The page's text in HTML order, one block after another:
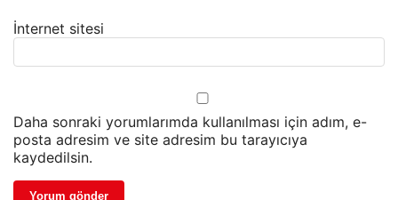
İnternet sitesi
Daha sonraki yorumlarımda kullanılması için adım, e-
posta adresim ve site adresim bu tarayıcıya
kaydedilsin.